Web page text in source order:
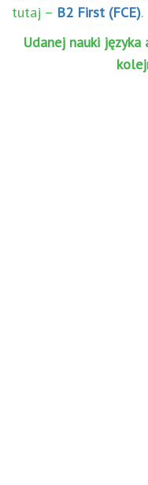
tutaj – B2 First (FCE).
Udanej nauki